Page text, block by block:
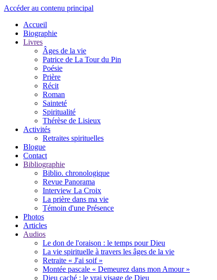
Accéder au contenu principal
Accueil
Biographie
Livres
Âges de la vie
Patrice de La Tour du Pin
Poésie
Prière
Récit
Roman
Sainteté
Spiritualité
Thérèse de Lisieux
Activités
Retraites spirituelles
Blogue
Contact
Bibliographie
Biblio. chronologique
Revue Panorama
Interview La Croix
La prière dans ma vie
Témoin d'une Présence
Photos
Articles
Audios
Le don de l'oraison : le temps pour Dieu
La vie spirituelle à travers les âges de la vie
Retraite « J'ai soif »
Montée pascale « Demeurez dans mon Amour »
Dieu caché : le vrai visage de Dieu